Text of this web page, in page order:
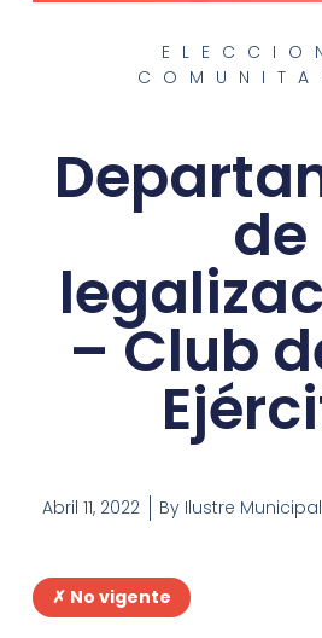
de
– Club
Abril 11, 2022 By Ilustre
✗ No vigente